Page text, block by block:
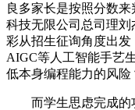
良多家长是按照分数来
科技无限公司总司理
彩从招生征询角度出
AIGC等人工智能手艺
低本身编程能力的风险
而学生思虑完成的